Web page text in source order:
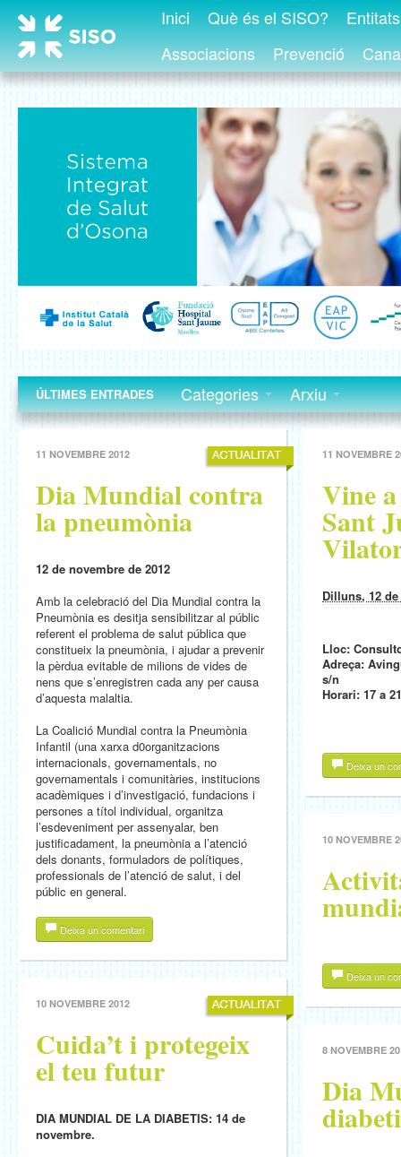
Inici Què és el SISO?
Associacions
Prevenció
ÚLTIMES ENTRADES Categories Arxiu
11 NOVEMBRE 2012
Dia Mundial contra
la pneumònia
12 de novembre de 2012
Amb la celebració del Dia Mundial contra la
Pneumònia es desitja sensibilitzar al públic
referent el problema de salut pública que
constitueix la pneumònia, i ajudar a prevenir
la pèrdua evitable de milions de vides de
nens que s’enregistren cada any per causa
d’aquesta malaltia.
La Coalició Mundial contra la Pneumònia
Infantil (una xarxa d0organitzacions
internacionals, governamentals, no
governamentals i comunitàries, institucions
acadèmiques i d’investigació, fundacions i
persones a títol individual, organitza
l’esdeveniment per assenyalar, ben
justificadament, la pneumònia a l’atenció
dels donants, formuladors de polítiques,
professionals de l’atenció de salut, i del
públic en general.
Deixa un comentari
10 NOVEMBRE 2012
Cuida’t i protegeix
el teu futur
DIA MUNDIAL DE LA DIABETIS: 14 de
novembre.
11 NOVEMBRE
Vine
Sant
Dilluns, 12
Lloc:
Adreça:
s/n
Horari: 17 a 21
Deixa un
10 NOVEMBRE
Deixa un
8 NOVEMBRE
Dia